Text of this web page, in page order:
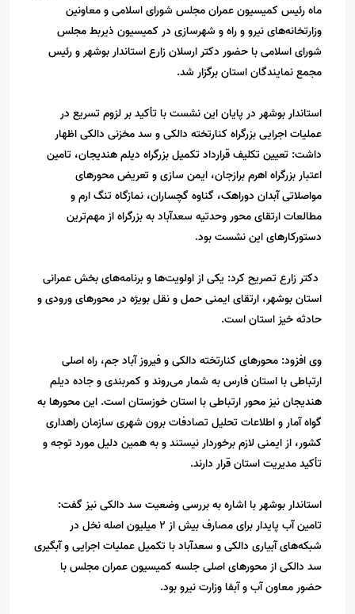
ماه رئیس کمیسیون عمران مجلس شورای اسلامی و معاونین
وزارتخانه‌های نیرو و راه و شهرسازی در کمیسیون ذیربط مجلس
شورای اسلامی با حضور دکتر ارسلان زارع استاندار بوشهر و رئیس
مجمع نمایندگان استان برگزار شد.
استاندار بوشهر در پایان این نشست با تأکید بر لزوم تسریع در
عملیات اجرایی بزرگراه کنارتخته دالکی و سد مخزنی دالکی اظهار
داشت: تعیین تکلیف قرارداد تکمیل بزرگراه دیلم هندیجان، تامین
اعتبار بزرگراه اهرم برازجان، ایمن سازی و تعریض محورهای
مواصلاتی آبدان دوراهک، گناوه گچساران، نمازگاه تنگ ارم و
مطالعات ارتقای محور وحدتیه سعدآباد به بزرگراه از مهم‌ترین
دستورکارهای این نشست بود.
دکتر زارع تصریح کرد: یکی از اولویت‌ها و برنامه‌های بخش عمرانی
استان بوشهر، ارتقای ایمنی حمل و نقل بویژه در محورهای ورودی و
حادثه خیز استان است.
وی افزود: محورهای کنارتخته دالکی و فیروز آباد جم، راه اصلی
ارتباطی با استان فارس به شمار می‌روند و کمربندی و جاده دیلم
هندیجان نیز محور ارتباطی با استان خوزستان است. این محورها به
گواه آمار و اطلاعات تحلیل تصادفات برون شهری سازمان راهداری
کشور، از ایمنی لازم برخوردار نیستند و به همین دلیل مورد توجه و
تأکید مدیریت استان قرار دارند.
استاندار بوشهر با اشاره به بررسی وضعیت سد دالکی نیز گفت:
تامین آب پایدار برای مصارف بیش از ۲ میلیون اصله نخل در
شبکه‌های آبیاری دالکی و سعدآباد با تکمیل عملیات اجرایی و آبگیری
سد دالکی از محورهای اصلی جلسه کمیسیون عمران مجلس با
حضور معاون آب و آبفا وزارت نیرو بود.